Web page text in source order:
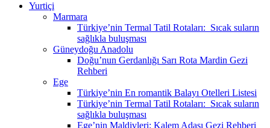
Yurtiçi
Marmara
Türkiye’nin Termal Tatil Rotaları: Sıcak suların
sağlıkla buluşması
Güneydoğu Anadolu
Doğu’nun Gerdanlığı Sarı Rota Mardin Gezi
Rehberi
Ege
Türkiye’nin En romantik Balayı Otelleri Listesi
Türkiye’nin Termal Tatil Rotaları: Sıcak suların
sağlıkla buluşması
Ege’nin Maldivleri: Kalem Adası Gezi Rehberi